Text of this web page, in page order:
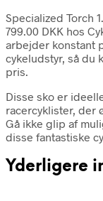
Specialized Torch
799.00 DKK hos
arbejder konstant
cykeludstyr, så du
pris.
Disse sko er
racercyklister, der
Gå ikke glip af
disse fantastiske
Yderligere